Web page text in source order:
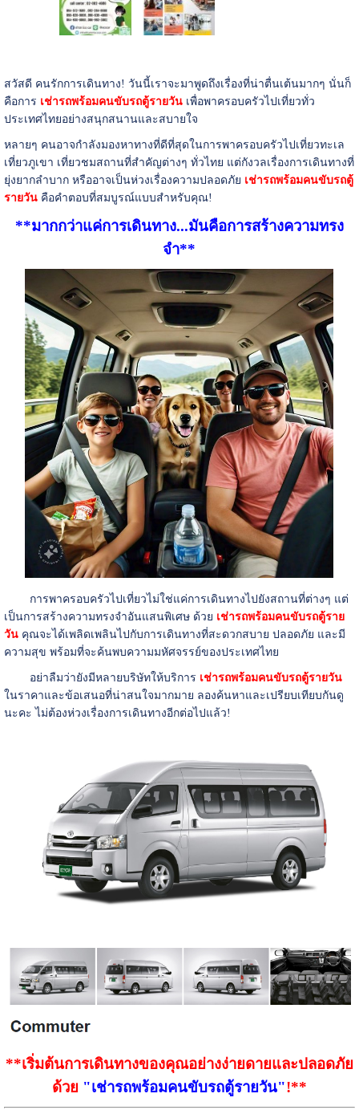
สวัสดี คนรักการเดินทาง! วันนี้เราจะมาพูดถึงเรื่องที่น่าตื่นเต้นมากๆ นั่นก็
คือการ เช่ารถพร้อมคนขับรถตู้รายวัน เพื่อพาครอบครัวไปเที่ยวทั่ว
ประเทศไทยอย่างสนุกสนานและสบายใจ
หลายๆ คนอาจกำลังมองหาทางที่ดีที่สุดในการพาครอบครัวไปเที่ยวทะเล
เที่ยวภูเขา เที่ยวชมสถานที่สำคัญต่างๆ ทั่วไทย แต่กังวลเรื่องการเดินทางที่
ยุ่งยากลำบาก หรืออาจเป็นห่วงเรื่องความปลอดภัย เช่ารถพร้อมคนขับรถตู้
รายวันคือคำตอบที่สมบูรณ์แบบสำหรับคุณ!
**มากกว่าแค่การเดินทาง...มันคือการสร้างความทรง
จำ**
การพาครอบครัวไปเที่ยวไม่ใช่แค่การเดินทางไปยังสถานที่ต่างๆ แต่
เป็นการสร้างความทรงจำอันแสนพิเศษ ด้วย เช่ารถพร้อมคนขับรถตู้ราย
วันคุณจะได้เพลิดเพลินไปกับการเดินทางที่สะดวกสบาย ปลอดภัย และมี
ความสุข พร้อมที่จะค้นพบความมหัศจรรย์ของประเทศไทย
อย่าลืมว่ายังมีหลายบริษัทให้บริการ เช่ารถพร้อมคนขับรถตู้รายวัน
ในราคาและข้อเสนอที่น่าสนใจมากมาย ลองค้นหาและเปรียบเทียบกันดู
นะคะ ไม่ต้องห่วงเรื่องการเดินทางอีกต่อไปแล้ว!
**เริ่มต้นการเดินทางของคุณอย่างง่ายดายและปลอดภัย
ด้วย "เช่ารถพร้อมคนขับรถตู้รายวัน"!**